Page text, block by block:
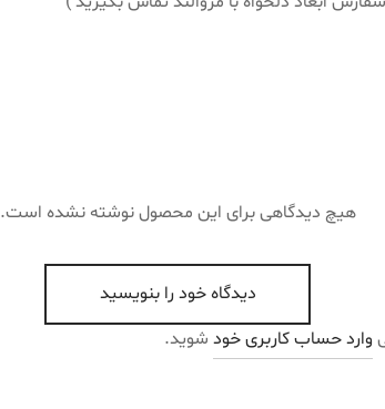
هیچ دیدگاهی برای این محصول نوشته نشده است.
دیدگاه خود را بنویسید
وارد حساب کاربری خود شوید.